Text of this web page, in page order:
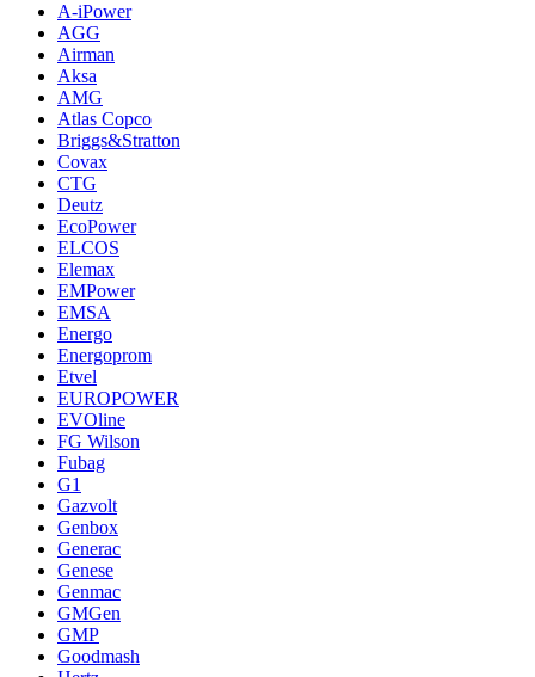
A-iPower
AGG
Airman
Aksa
AMG
Atlas Copco
Briggs&Stratton
Covax
CTG
Deutz
EcoPower
ELCOS
Elemax
EMPower
EMSA
Energo
Energoprom
Etvel
EUROPOWER
EVOline
FG Wilson
Fubag
G1
Gazvolt
Genbox
Generac
Genese
Genmac
GMGen
GMP
Goodmash